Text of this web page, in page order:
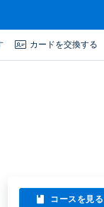
カードを交換する
コースを見る